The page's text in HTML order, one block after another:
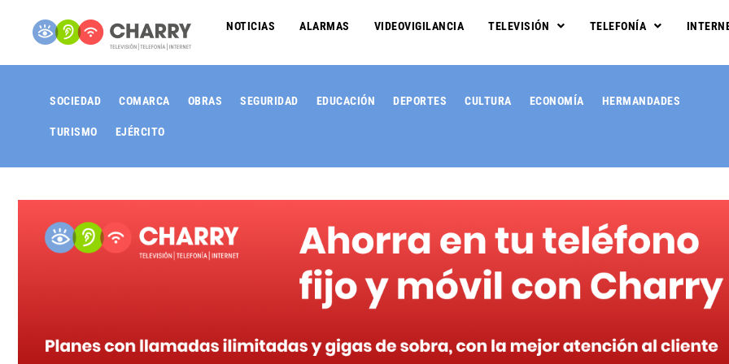
NOTICIAS ALARMAS VIDEOVIGILANCIA TELEVISIÓN TELEFONÍA
SOCIEDAD COMARCA OBRAS SEGURIDAD EDUCACIÓN DEPORTES CULTURA ECONOMÍA HERMANDADES
TURISMO EJÉRCITO